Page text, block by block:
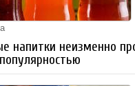
напитки неизменно